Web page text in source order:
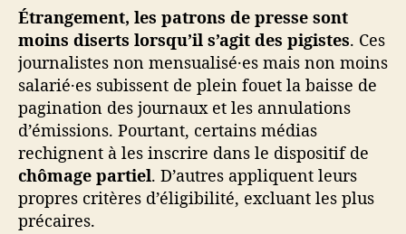
Étrangement, les patrons de presse sont
moins diserts lorsqu’il s’agit des pigistes. Ces
journalistes non mensualisé·es mais non moins
salarié·es subissent de plein fouet la baisse de
pagination des journaux et les annulations
d’émissions. Pourtant, certains médias
rechignent à les inscrire dans le dispositif de
chômage partiel. D’autres appliquent leurs
propres critères d’éligibilité, excluant les plus
précaires.